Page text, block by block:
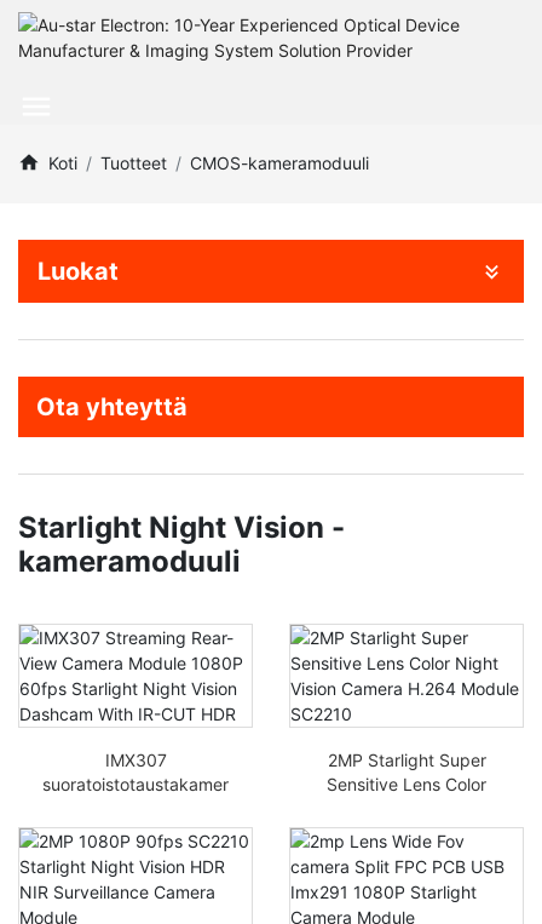
Koti Tuotteet CMOS-kameramoduuli
Luokat
Ota yhteyttä
Starlight Night Vision -
kameramoduuli
IMX307
suoratoistotaustakamer
Starlight Night Vision -
kojelautakamera IR-cut-
HDR:llä
2MP Starlight Super
Sensitive Lens Color
H.264 Module SC2210